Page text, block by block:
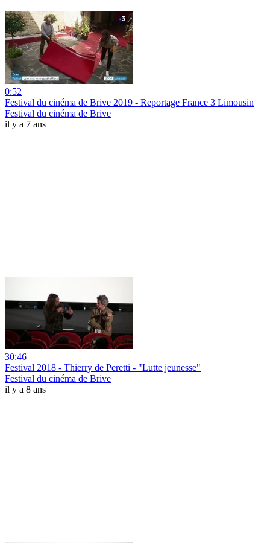
0:52
Festival du cinéma de Brive 2019 - Reportage France 3 Limousin
Festival du cinéma de Brive
il y a 7 ans
30:46
Festival 2018 - Thierry de Peretti - "Lutte jeunesse"
Festival du cinéma de Brive
il y a 8 ans